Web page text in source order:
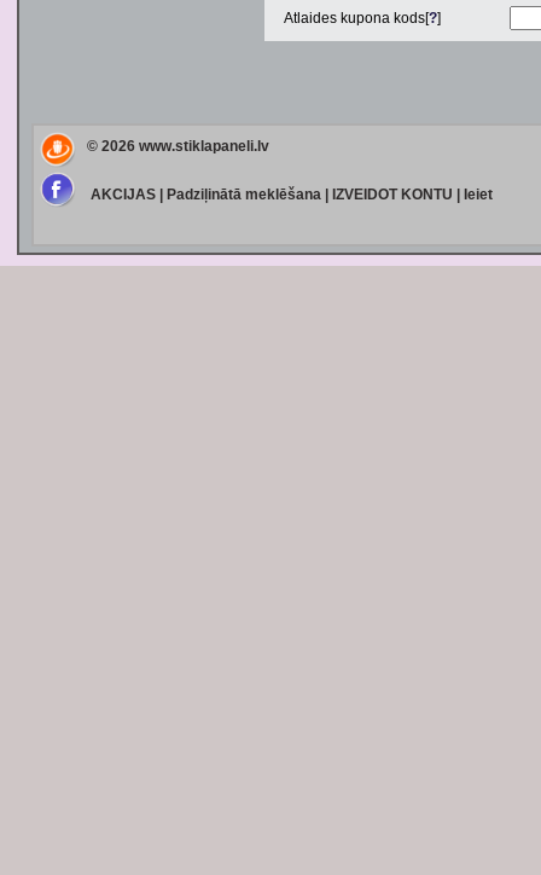
Atlaides kupona kods[?]
© 2026 www.stiklapaneli.lv
AKCIJAS| Padziļinātā meklēšana| IZVEIDOT KONTU Ieiet